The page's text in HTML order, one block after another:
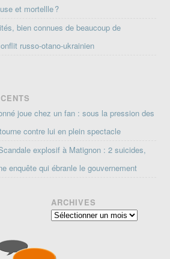
et mortellle ?
bien connues de beaucoup de
russo-otano-ukrainien
joue chez un fan : sous la pression des
contre lui en plein spectacle
explosif à Matignon : 2 suicides,
enquête qui ébranle le gouvernement
ARCHIVES
Archives